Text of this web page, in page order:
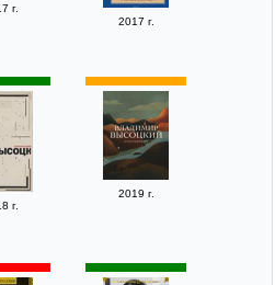
г.
2017 г.
г.
2019 г.